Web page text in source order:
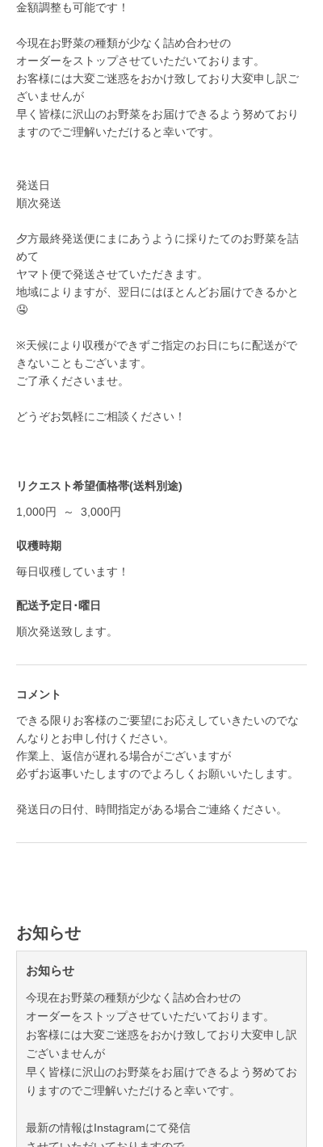
金額調整も可能です！
今現在お野菜の種類が少なく詰め合わせの
オーダーをストップさせていただいております。
お客様には大変ご迷惑をおかけ致しており大変申し訳ご
ざいませんが
早く皆様に沢山のお野菜をお届けできるよう努めており
ますのでご理解いただけると幸いです。
発送日
順次発送
夕方最終発送便にまにあうように採りたてのお野菜を詰
めて
ヤマト便で発送させていただきます。
地域によりますが、翌日にはほとんどお届けできるかと
🤤
※天候により収穫ができずご指定のお日にちに配送がで
きないこともございます。
ご了承くださいませ。
どうぞお気軽にご相談ください！
リクエスト希望価格帯(送料別途)
1,000円 ～ 3,000円
収穫時期
毎日収穫しています！
配送予定日･曜日
順次発送致します。
コメント
できる限りお客様のご要望にお応えしていきたいのでな
んなりとお申し付けください。
作業上、返信が遅れる場合がございますが
必ずお返事いたしますのでよろしくお願いいたします。
発送日の日付、時間指定がある場合ご連絡ください。
お知らせ
お知らせ
今現在お野菜の種類が少なく詰め合わせの
オーダーをストップさせていただいております。
お客様には大変ご迷惑をおかけ致しており大変申し訳
ございませんが
早く皆様に沢山のお野菜をお届けできるよう努めてお
りますのでご理解いただけると幸いです。
最新の情報はInstagramにて発信